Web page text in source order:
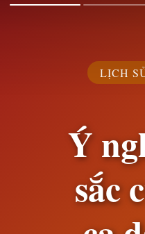
LỊCH
Ý
sắc